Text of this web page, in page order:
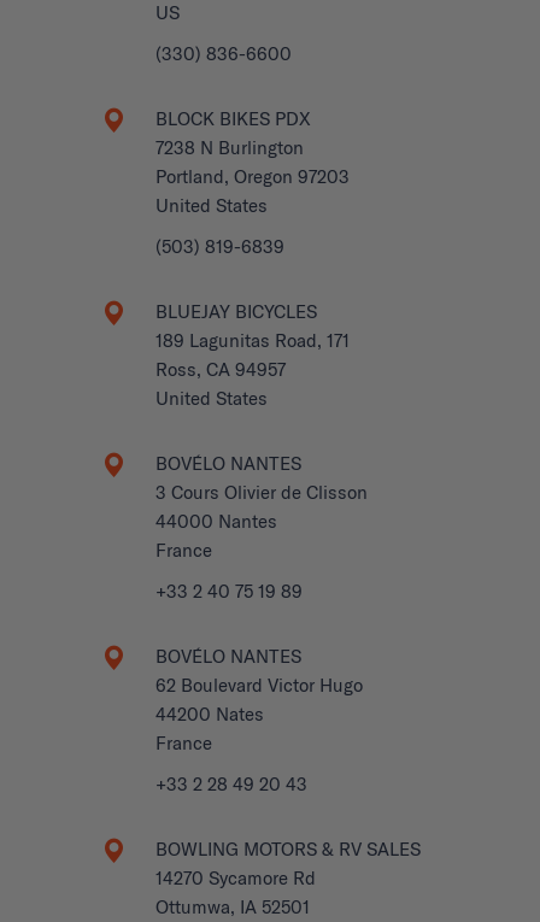
US
(330) 836-6600
BLOCK BIKES PDX
7238 N Burlington
Portland, Oregon 97203
United States
(503) 819-6839
BLUEJAY BICYCLES
189 Lagunitas Road, 171
Ross, CA 94957
United States
BOVÉLO NANTES
3 Cours Olivier de Clisson
44000 Nantes
France
+33 2 40 75 19 89
BOVÉLO NANTES
62 Boulevard Victor Hugo
44200 Nates
France
+33 2 28 49 20 43
BOWLING MOTORS & RV SALES
14270 Sycamore Rd
Ottumwa, IA 52501